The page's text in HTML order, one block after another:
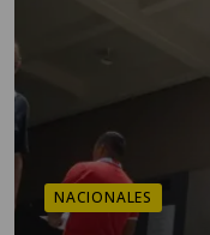
NACIONALES